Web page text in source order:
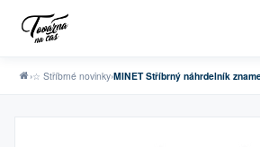
›☆ Stříbrné novinky›MINET Stříbrný náhrdelník